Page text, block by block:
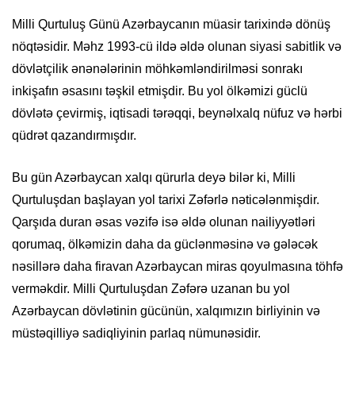
Milli Qurtuluş Günü Azərbaycanın müasir tarixində dönüş
nöqtəsidir. Məhz 1993-cü ildə əldə olunan siyasi sabitlik və
dövlətçilik ənənələrinin möhkəmləndirilməsi sonrakı
inkişafın əsasını təşkil etmişdir. Bu yol ölkəmizi güclü
dövlətə çevirmiş, iqtisadi tərəqqi, beynəlxalq nüfuz və hərbi
qüdrət qazandırmışdır.
Bu gün Azərbaycan xalqı qürurla deyə bilər ki, Milli
Qurtuluşdan başlayan yol tarixi Zəfərlə nəticələnmişdir.
Qarşıda duran əsas vəzifə isə əldə olunan nailiyyətləri
qorumaq, ölkəmizin daha da güclənməsinə və gələcək
nəsillərə daha firavan Azərbaycan miras qoyulmasına töhfə
verməkdir. Milli Qurtuluşdan Zəfərə uzanan bu yol
Azərbaycan dövlətinin gücünün, xalqımızın birliyinin və
müstəqilliyə sadiqliyinin parlaq nümunəsidir.